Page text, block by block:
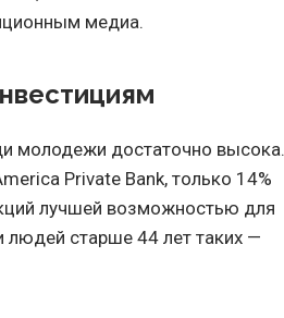
медиа.
молодежи достаточно высока.
Private Bank, только 14%
лучшей возможностью для
людей старше 44 лет таких —